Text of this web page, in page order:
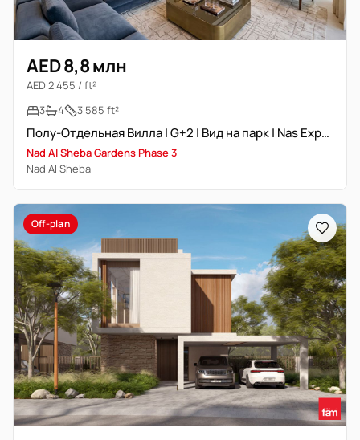
AED 8,8 млн
AED 2 455 / ft²
3
4 3 585 ft²
Полу-Отдельная Вилла | G+2 | Вид на парк | Nas Expert
Nad Al Sheba Gardens Phase 3
Nad Al Sheba
Off-plan